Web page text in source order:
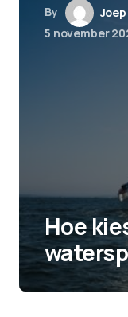
By
Joep
5 november
Hoe